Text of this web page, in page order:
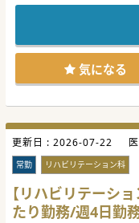
1人ひとりの患者様
の先生にもオススメ
#秋入職可
気になる
更新日 : 2026-07-22
常勤 リハビリテーション科
【リハビリテーシ
たり勤務/週4日勤